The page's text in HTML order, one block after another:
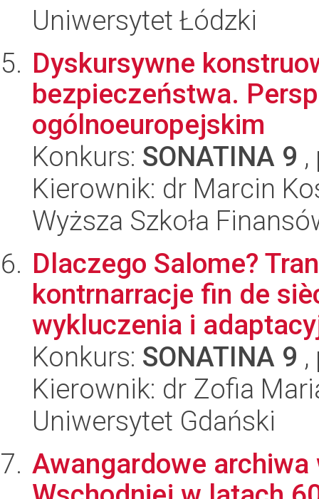
Uniwersytet Łódzki
Dyskursywne
bezpieczeństwa.
ogólnoeuropejskim
Konkurs: SONATINA 9
Kierownik: dr Marcin
Wyższa Szkoła
Dlaczego Salome?
kontrnarracje fin de
wykluczenia i
Konkurs: SONATINA 9
Kierownik: dr Zofia
Uniwersytet Gdański
Awangardowe